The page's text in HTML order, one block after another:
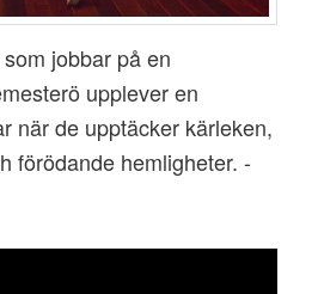
jobbar på en
upplever en
när de upptäcker kärleken,
förödande hemligheter. -